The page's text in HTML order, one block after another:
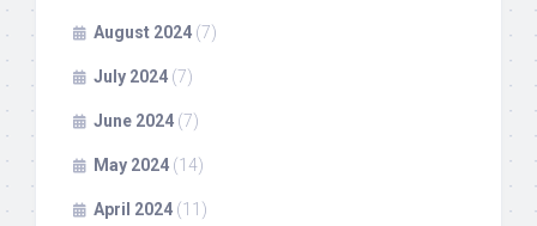
August 2024 (7)
July 2024 (7)
June 2024 (7)
May 2024 (14)
April 2024 (11)